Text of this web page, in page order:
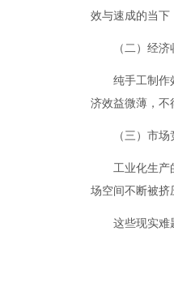
效与速成的当下
（二）经
纯手工制作
济效益微薄，不
（三）市
工业化生产
场空间不断被挤
这些现实难